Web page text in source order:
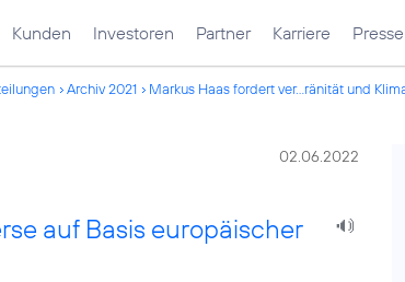
Kunden Investoren Partner Karriere Presse
Archiv 2021 Markus Haas fordert ver...ränität und
02.06.2022
auf Basis europäischer